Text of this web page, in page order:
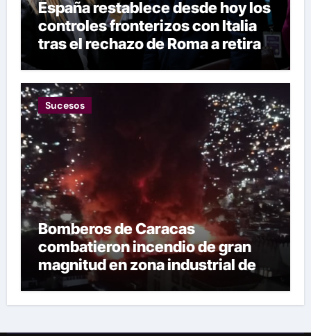
España restablece desde hoy los
controles fronterizos con Italia
tras el rechazo de Roma a retirar
las restricciones
Sucesos
Bomberos de Caracas
combatieron incendio de gran
magnitud en zona industrial de El
Llanito